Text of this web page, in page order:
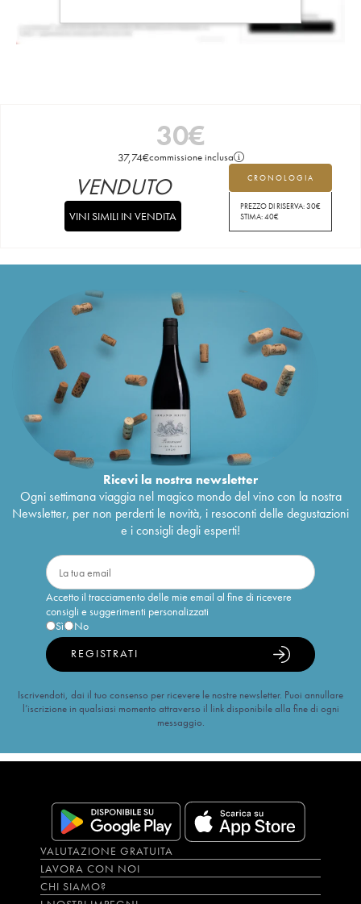
30€
37,74€commissione inclusa
CRONOLOGIA
PREZZO DI RISERVA:30€
STIMA:40€
VENDUTO
VINI SIMILI IN VENDITA
Ricevi la nostra newsletter
Ogni settimana viaggia nel magico mondo del vino con la nostra
Newsletter, per non perderti le novità, i resoconti delle degustazioni
e i consigli degli esperti!
Accetto il tracciamento delle mie email al fine di ricevere
consigli e suggerimenti personalizzati
Sì
No
REGISTRATI
Iscrivendoti, dai il tuo consenso per ricevere le nostre newsletter. Puoi annullare
l’iscrizione in qualsiasi momento attraverso il link disponibile alla fine di ogni
messaggio.
VALUTAZIONE GRATUITA
LAVORA CON NOI
CHI SIAMO?